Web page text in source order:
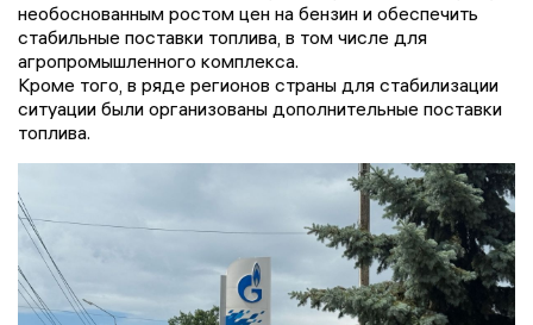
необоснованным ростом цен на бензин и обеспечить
стабильные поставки топлива, в том числе для
агропромышленного комплекса.
Кроме того, в ряде регионов страны для стабилизации
ситуации были организованы дополнительные поставки
топлива.